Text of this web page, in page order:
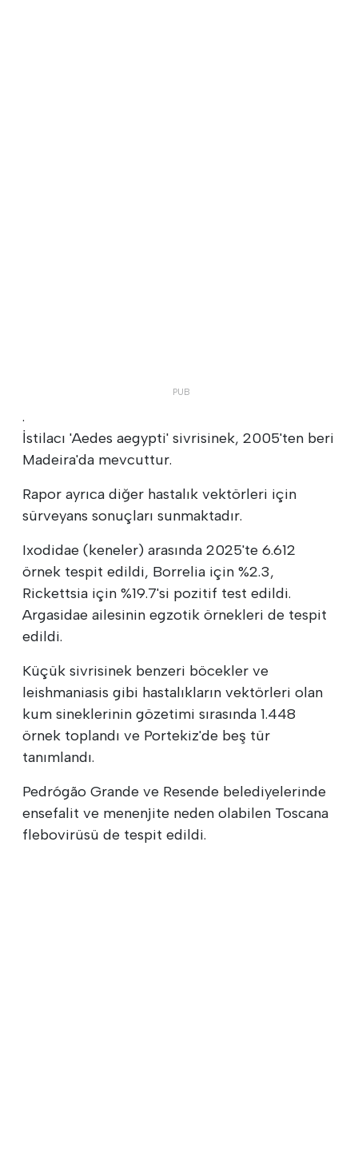
.
İstilacı 'Aedes aegypti' sivrisinek, 2005'ten beri
Madeira'da mevcuttur.
Rapor ayrıca diğer hastalık vektörleri için
sürveyans sonuçları sunmaktadır.
Ixodidae (keneler) arasında 2025'te 6.612
örnek tespit edildi, Borrelia için %2.3,
Rickettsia için %19.7'si pozitif test edildi.
Argasidae ailesinin egzotik örnekleri de tespit
edildi.
Küçük sivrisinek benzeri böcekler ve
leishmaniasis gibi hastalıkların vektörleri olan
kum sineklerinin gözetimi sırasında 1.448
örnek toplandı ve Portekiz'de beş tür
tanımlandı.
Pedrógão Grande ve Resende belediyelerinde
ensefalit ve menenjite neden olabilen Toscana
flebovirüsü de tespit edildi.